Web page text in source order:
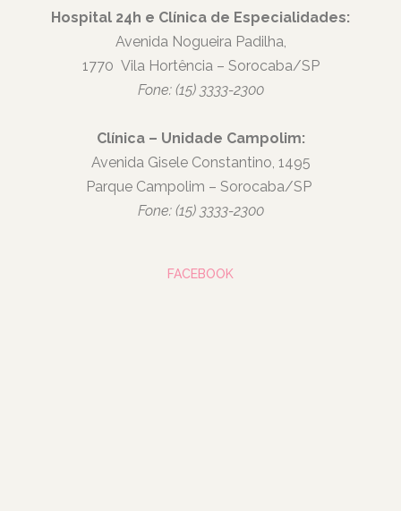
Hospital 24h e Clínica de Especialidades:
Avenida Nogueira Padilha,
1770 Vila Hortência – Sorocaba/SP
Fone: (15) 3333-2300
Clínica – Unidade Campolim:
Avenida Gisele Constantino, 1495
Parque Campolim – Sorocaba/SP
Fone: (15) 3333-2300
FACEBOOK